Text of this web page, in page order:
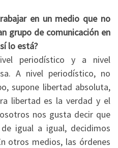
en un medio que no
grupo de comunicación en
lo está?
periodístico y a nivel
A nivel periodístico, no
supone libertad absoluta,
libertad es la verdad y el
nos gusta decir que
igual a igual, decidimos
otros medios, las órdenes